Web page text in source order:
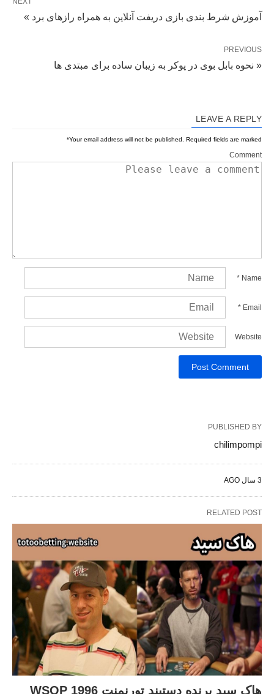
آموزش شرط بندی بازی دریفت آنلاین به همراه رازهای برد »
PREVIOUS
« نحوه بابل بوی در پوکر به زیبان ساده برای مبتدی ها
LEAVE A REPLY
Your email address will not be published. Required fields are marked
*
Comment
Name
*
Email
*
Website
PUBLISHED BY
chilimpompi
3 سال AGO
RELATED POST
هاک سید برنده دستبند تورنمنت WSOP 1996